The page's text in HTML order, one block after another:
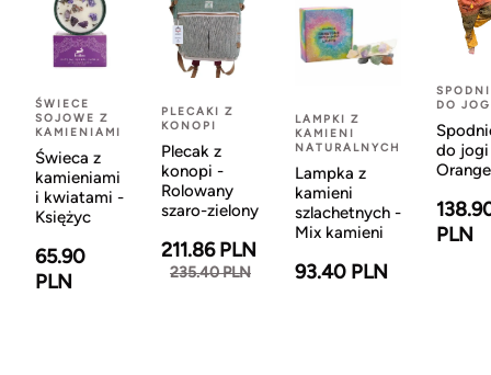
ŚWIECE
SOJOWE Z
KAMIENIAMI
Świeca z
kamieniami
i kwiatami -
Księżyc
65.90
PLN
PLECAKI Z
KONOPI
Plecak z
konopi -
Rolowany
szaro-zielony
211.86 PLN
235.40 PLN
LAMPKI Z
KAMIENI
NATURALNYCH
Lampka z
kamieni
szlachetnych -
Mix kamieni
93.40 PLN
DO
do
Orange
PLN